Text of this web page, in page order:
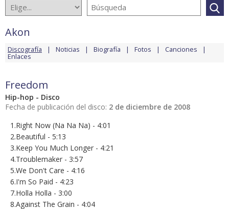
Akon
Discografía Noticias Biografía Fotos Canciones
Enlaces
Freedom
Hip-hop - Disco
Fecha de publicación del disco: 2 de diciembre de 2008
1.Right Now (Na Na Na) - 4:01
2.Beautiful - 5:13
3.Keep You Much Longer - 4:21
4.Troublemaker - 3:57
5.We Don't Care - 4:16
6.I'm So Paid - 4:23
7.Holla Holla - 3:00
8.Against The Grain - 4:04